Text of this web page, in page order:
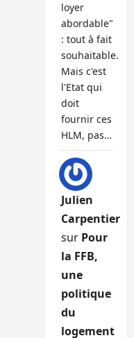
loyer
abordable"
: tout à fait
souhaitable.
Mais c'est
l'Etat qui
doit
fournir ces
HLM, pas…
Julien
Carpentier
sur Pour
la FFB,
une
politique
du
logement